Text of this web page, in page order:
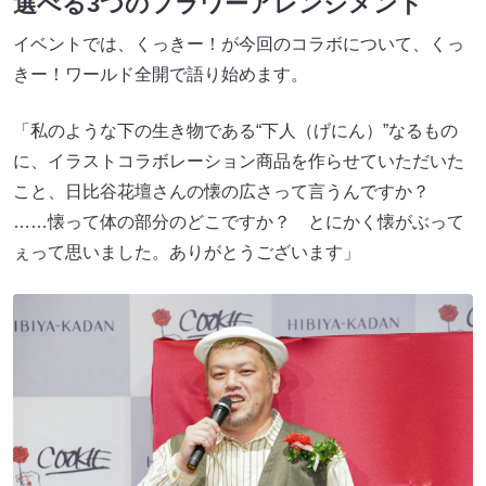
イベントでは、くっきー！が今回のコラボについて、くっ
きー！ワールド全開で語り始めます。
「私のような下の生き物である“下人（げにん）”なるもの
に、イラストコラボレーション商品を作らせていただいた
こと、日比谷花壇さんの懐の広さって言うんですか？
……懐って体の部分のどこですか？ とにかく懐がぶって
ぇって思いました。ありがとうございます」